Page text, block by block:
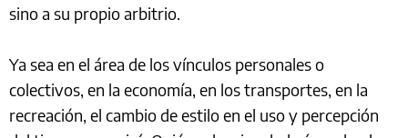
sino a su propio arbitrio.
Ya sea en el área de los vínculos personales o
colectivos, en la economía, en los transportes, en la
recreación, el cambio de estilo en el uso y percepción